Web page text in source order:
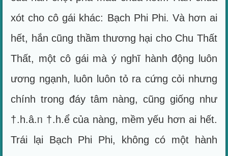
xót cho cô gái khác: Bạch Phi Phi. Và hơn ai
hết, hắn cũng thầm thương hại cho Chu Thất
Thất, một cô gái mà ý nghĩ hành động luôn
ương ngạnh, luôn luôn tỏ ra cứng cỏi nhưng
chính trong đáy tâm nàng, cũng giống như
†.h.â.ᥒ †.h.ể của nàng, mềm yếu hơn ai hết.
Trái lại Bạch Phi Phi, không có một hành